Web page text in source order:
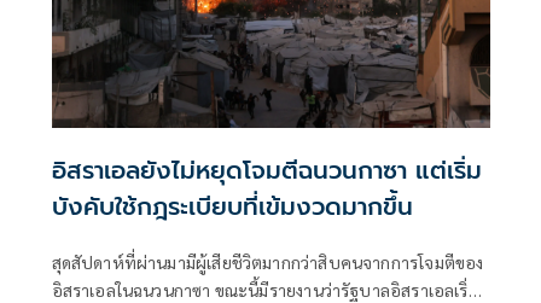
อิสราเอลยังไม่หยุดโจมตีฉนวนกาซา แต่เริ่ม
บังคับใช้กฎระเบียบที่เข้มงวดมากขึ้น
สุดสัปดาห์ที่ผ่านมามีผู้เสียชีวิตมากกว่าสิบคนจากการโจมตีของ
อิสราเอลในฉนวนกาซา ขณะนี้มีรายงานว่ารัฐบาลอิสราเอลเริ่ม